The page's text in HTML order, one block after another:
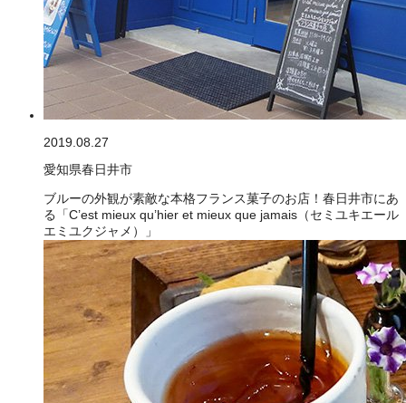
2019.08.27
愛知県春日井市
ブルーの外観が素敵な本格フランス菓子のお店！春日井市にあ
る「C’est mieux qu’hier et mieux que jamais（セミユキエール
エミユクジャメ）」